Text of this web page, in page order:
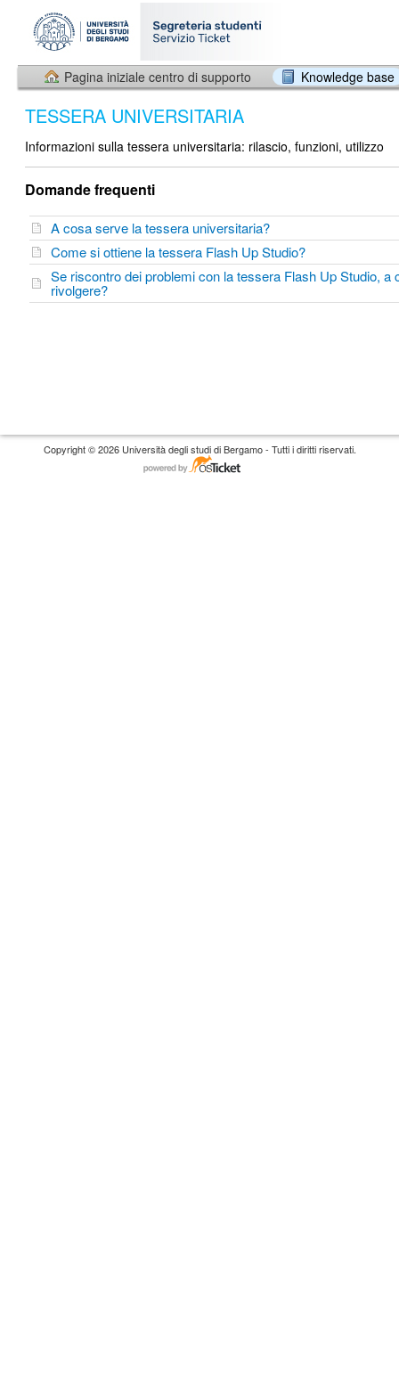
Pagina iniziale centro di supporto Knowledge base
TESSERA UNIVERSITARIA
Informazioni sulla tessera universitaria: rilascio, funzioni, utilizzo
Domande frequenti
A cosa serve la tessera universitaria?
Come si ottiene la tessera Flash Up Studio?
Se riscontro dei problemi con la tessera Flash Up Studio, a
rivolgere?
Copyright © 2026 Università degli studi di Bergamo - Tutti i diritti riservati.